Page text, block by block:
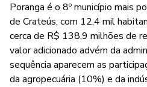
Poranga é o 8º município mais
de Crateús, com 12,4 mil
cerca de R$ 138,9 milhões de
valor adicionado advém da
sequência aparecem as
da agropecuária (10%) e da